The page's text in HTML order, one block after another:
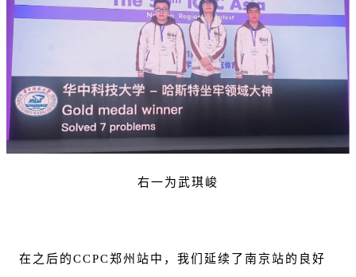
右一为武琪峻
在之后的CCPC郑州站中，我们延续了南京站的良好